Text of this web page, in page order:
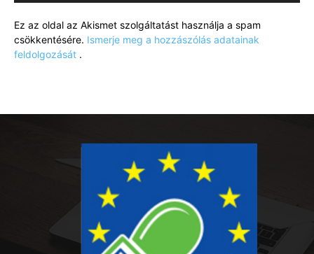
Ez az oldal az Akismet szolgáltatást használja a spam
csökkentésére. Ismerje meg a hozzászólás adatainak
feldolgozását .